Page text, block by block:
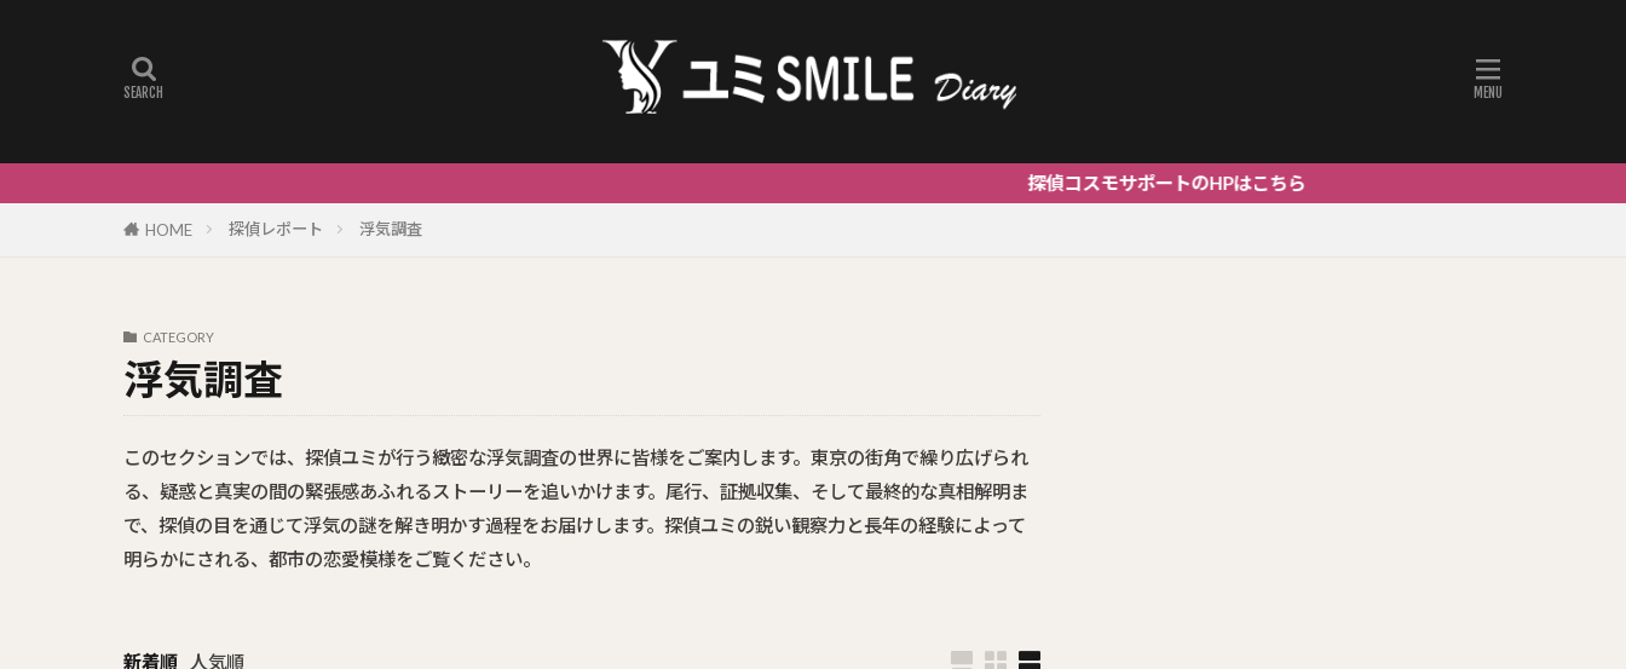
探偵コスモサポートのHPはこちら
HOME 探偵レポート 浮気調査
CATEGORY
浮気調査
このセクションでは、探偵ユミが行う緻密な浮気調査の世界に皆様をご案内します。東京の街角で繰り広げられ
る、疑惑と真実の間の緊張感あふれるストーリーを追いかけます。尾行、証拠収集、そして最終的な真相解明ま
で、探偵の目を通じて浮気の謎を解き明かす過程をお届けします。探偵ユミの鋭い観察力と長年の経験によって
明らかにされる、都市の恋愛模様をご覧ください。
新着順 人気順